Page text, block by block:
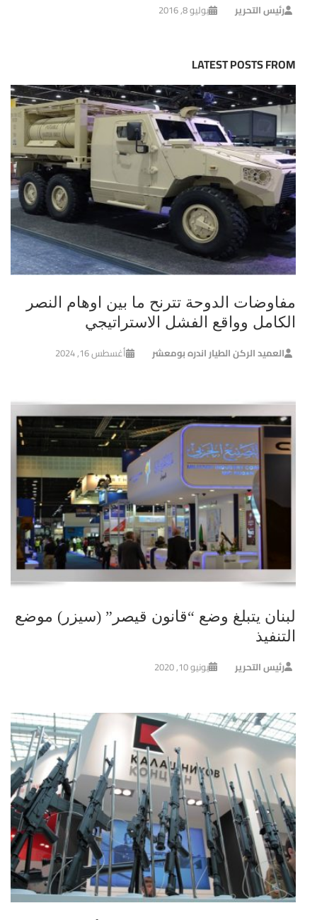
رئيس التحرير يوليو 8, 2016
LATEST POSTS FROM
مفاوضات الدوحة تترنح ما بين اوهام النصر
الكامل وواقع الفشل الاستراتيجي
العميد الركن الطيار اندره بومعشر أغسطس 16, 2024
لبنان يتبلغ وضع “قانون قيصر” (سيزر) موضع
التنفيذ
رئيس التحرير يونيو 10, 2020